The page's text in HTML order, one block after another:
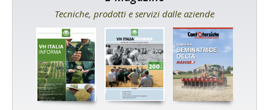
Tecniche, prodotti e servizi dalle aziende